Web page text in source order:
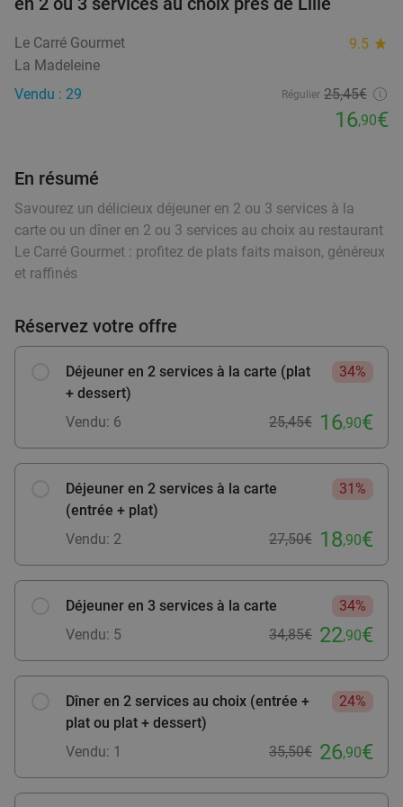
food
food
food
food
Demain Di Lu Ma Me
Je
Pirates Paradise
9.8 star
Neuville-en-Ferrain
Vendu : 501 Régulier 34 ,85€
22 ,90€
Menu en 2 ou 3 services au choix chez Le Chat
Ventru
Aujourd'hui Demain Ma Me
Je
Le Chat Ventru
Vendu : 176
21,90€
39%
2- of 3-gangenlunch of -diner nabij Lille
Aujourd'hui Demain Ma Me
Je
Baisieux
Vendu : 418 27,80 €
16 €
30%
Menu en 2 ou 3 services à la carte à Mouscron
Vendu : 0
18,90€
Le Carré Gourmet 9.5 star
La Madeleine
Vendu : 29
Régulier 25,45€
16,90€
En résumé
Savourez un délicieux déjeuner en 2 ou 3 services à la
carte ou un dîner en 2 ou 3 services au choix au restaurant
Le Carré Gourmet : profitez de plats faits maison, généreux
et raffinés
Réservez votre offre
Déjeuner en 2 services à la carte (plat
+ dessert)
34%
Vendu: 6 25,45€ 16,90€
Déjeuner en 2 services à la carte
(entrée + plat)
31%
Vendu: 2 27,50€ 18,90€
Déjeuner en 3 services à la carte
34%
Vendu: 5
34,85€ 22,90€
Dîner en 2 services au choix (entrée +
plat ou plat + dessert)
24%
Vendu: 1 35,50€ 26,90€